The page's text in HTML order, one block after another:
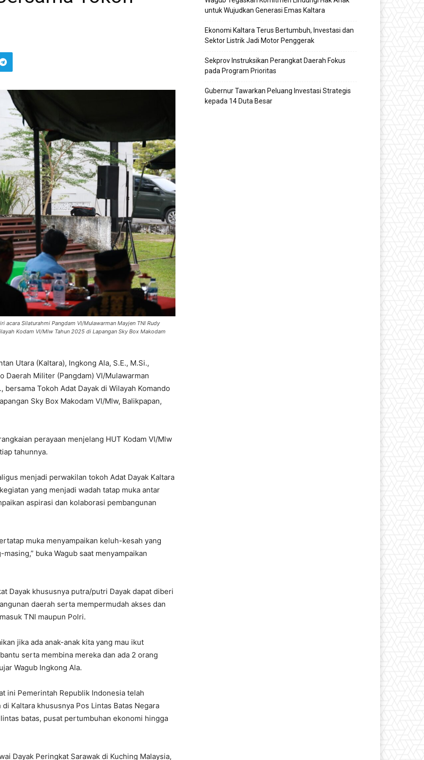
acara Silaturahmi Pangdam VI/Mulawarman Mayjen TNI Rudy
Kodam VI/Mlw Tahun 2025 di Lapangan Sky Box Makodam
Utara (Kaltara), Ingkong Ala, S.E., M.Si.,
Daerah Militer (Pangdam) VI/Mulawarman
bersama Tokoh Adat Dayak di Wilayah Komando
Sky Box Makodam VI/Mlw, Balikpapan,
perayaan menjelang HUT Kodam VI/Mlw
tahunnya.
menjadi perwakilan tokoh Adat Dayak Kaltara
yang menjadi wadah tatap muka antar
aspirasi dan kolaborasi pembangunan
muka menyampaikan keluh-kesah yang
buka Wagub saat menyampaikan
Dayak khususnya putra/putri Dayak dapat diberi
daerah serta mempermudah akses dan
TNI maupun Polri.
jika ada anak-anak kita yang mau ikut
serta membina mereka dan ada 2 orang
Wagub Ingkong Ala.
ini Pemerintah Republik Indonesia telah
Kaltara khususnya Pos Lintas Batas Negara
batas, pusat pertumbuhan ekonomi hingga
Dayak Peringkat Sarawak di Kuching Malaysia,
untuk Wujudkan Generasi Emas Kaltara
Ekonomi Kaltara Terus Bertumbuh, Investasi dan
Sektor Listrik Jadi Motor Penggerak
Sekprov Instruksikan Perangkat Daerah Fokus
pada Program Prioritas
Gubernur Tawarkan Peluang Investasi Strategis
kepada 14 Duta Besar